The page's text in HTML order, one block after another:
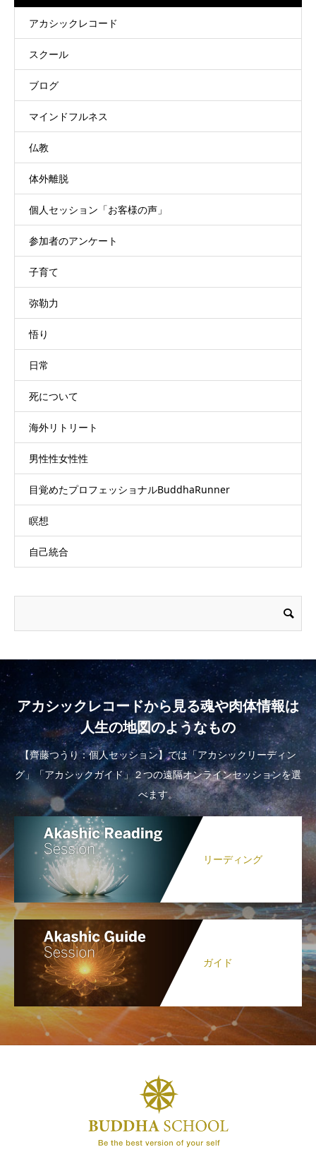
アカシックレコード
スクール
ブログ
マインドフルネス
仏教
体外離脱
個人セッション「お客様の声」
参加者のアンケート
子育て
弥勒力
悟り
日常
死について
海外リトリート
男性性女性性
目覚めたプロフェッショナルBuddhaRunner
瞑想
自己統合
アカシックレコードから見る魂や肉体情報は
人生の地図のようなもの
【齊藤つうり：個人セッション】では「アカシックリーディン
グ」「アカシックガイド」２つの遠隔オンラインセッションを選
べます。
リーディング
ガイド